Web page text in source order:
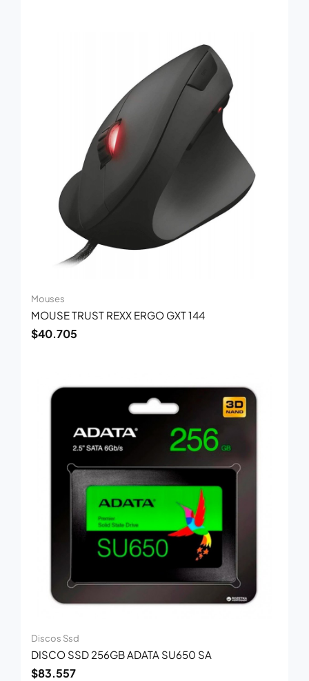
Mouses
MOUSE TRUST REXX ERGO GXT 144
$40.705
Discos Ssd
DISCO SSD 256GB ADATA SU650 SA
$83.557